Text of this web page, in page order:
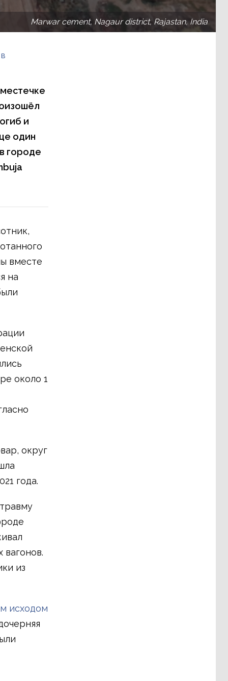
Marwar cement, Nagaur district, Rajastan, India
и
один
городе
вместе
на
около 1
округ
года.
вагонов.
из
исходом